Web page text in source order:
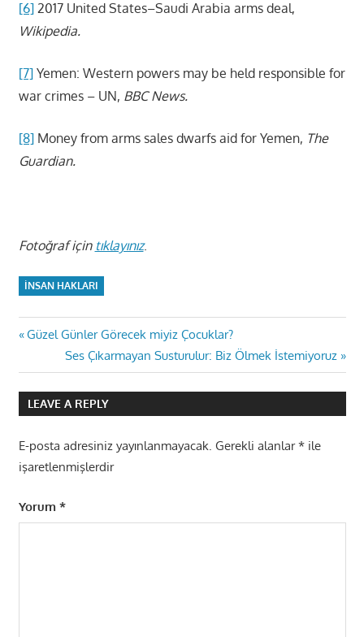
[6]2017 United States–Saudi Arabia arms deal,
Wikipedia.
[7]Yemen: Western powers may be held responsible for
war crimes – UN, BBC News.
[8]Money from arms sales dwarfs aid for Yemen, The
Guardian.
Fotoğraf için tıklayınız.
İNSAN HAKLARI
Yazı
gezinmesi
Previous
Güzel Günler Görecek miyiz Çocuklar?
Next
Post:
Ses Çıkarmayan Susturulur: Biz Ölmek İstemiyoruz
LEAVE A REPLY
E-posta adresiniz yayınlanmayacak. Gerekli alanlar*ile
işaretlenmişlerdir
Yorum *